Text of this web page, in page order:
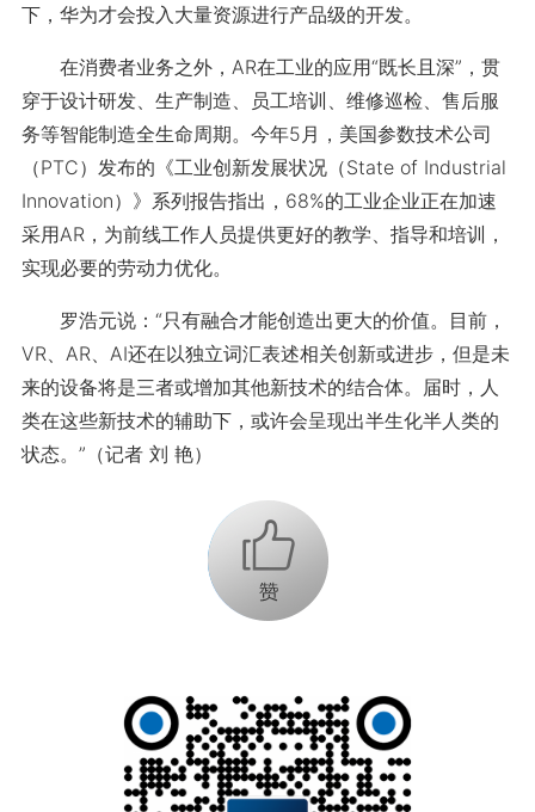
下，华为才会投入大量资源进行产品级的开发。
在消费者业务之外，AR在工业的应用“既长且深”，贯
穿于设计研发、生产制造、员工培训、维修巡检、售后服
务等智能制造全生命周期。今年5月，美国参数技术公司
（PTC）发布的《工业创新发展状况（State of Industrial
Innovation）》系列报告指出，68%的工业企业正在加速
采用AR，为前线工作人员提供更好的教学、指导和培训，
实现必要的劳动力优化。
罗浩元说：“只有融合才能创造出更大的价值。目前，
VR、AR、AI还在以独立词汇表述相关创新或进步，但是未
来的设备将是三者或增加其他新技术的结合体。届时，人
类在这些新技术的辅助下，或许会呈现出半生化半人类的
状态。”（记者 刘 艳）
+1